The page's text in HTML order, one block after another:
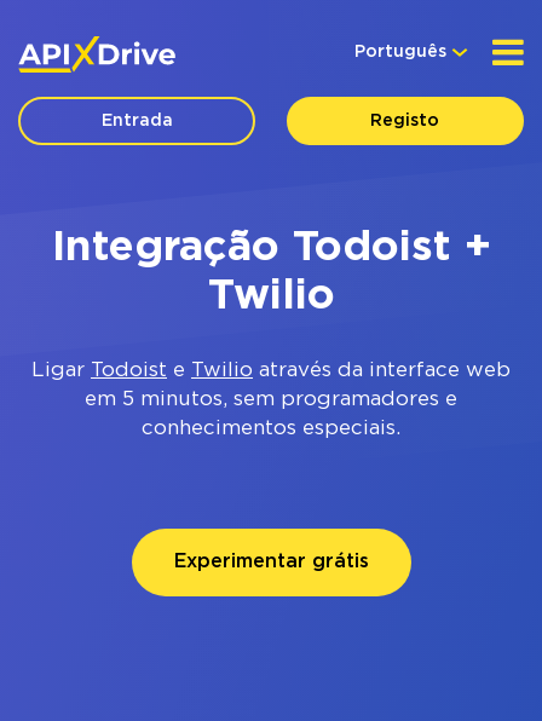
Português
Entrada Registo
Integração Todoist +
Twilio
Ligar Todoist e Twilio através da interface web
em 5 minutos, sem programadores e
conhecimentos especiais.
Experimentar grátis